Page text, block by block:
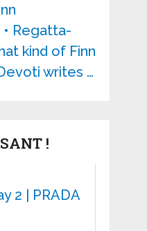
Regatta-
kind of Finn
writes …
!